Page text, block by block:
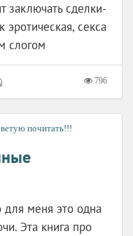
заключать сделки-
эротическая, секса
слогом
796
почитать!!!
для меня это одна
Эта книга про